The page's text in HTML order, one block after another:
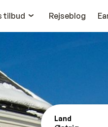
tilbud
Rejseblog
Land